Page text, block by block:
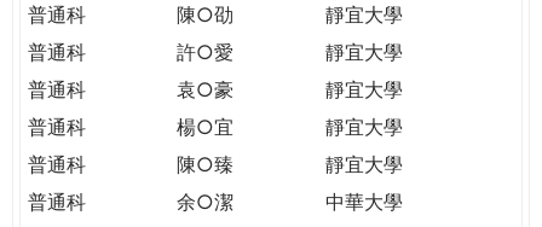
普通科
陳○劭
靜宜大學
普通科
許○愛
靜宜大學
普通科
袁○豪
靜宜大學
普通科
楊○宜
靜宜大學
普通科
陳○臻
靜宜大學
普通科
余○潔
中華大學